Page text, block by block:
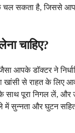
चल सकता है, जिससे
चाहिए?
आपके डॉक्टर ने
खांसी से राहत के लिए
साथ पूरा निगल लें, और
में सुन्नता और घुटन